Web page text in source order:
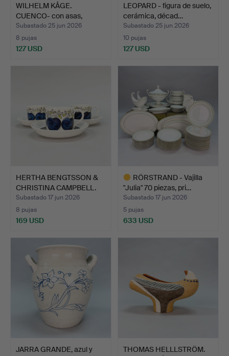
WILHELM KÅGE.
CUENCO- con asas,
Argenta, d…
Subastado 25 jun 2026
8 pujas
127 USD
LEOPARD - figura de suelo,
cerámica, décad…
Subastado 25 jun 2026
10 pujas
127 USD
HERTHA BENGTSSON &
CHRISTINA CAMPBELL.
TAZ…
Subastado 17 jun 2026
8 pujas
169 USD
RÖRSTRAND - Vajilla
"Julia" 70 piezas, pri…
Subastado 17 jun 2026
5 pujas
633 USD
JARRA GRANDE, azul y
THOMAS HELLLSTRÖM.